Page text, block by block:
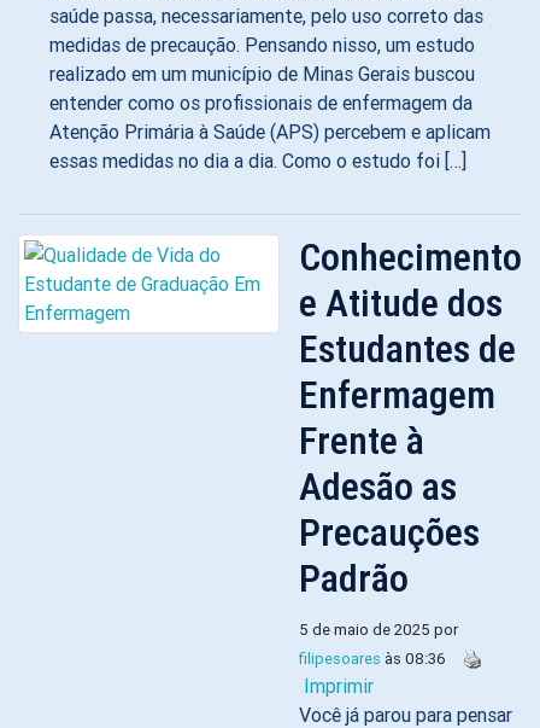
saúde passa, necessariamente, pelo uso correto das
medidas de precaução. Pensando nisso, um estudo
realizado em um município de Minas Gerais buscou
entender como os profissionais de enfermagem da
Atenção Primária à Saúde (APS) percebem e aplicam
essas medidas no dia a dia. Como o estudo foi […]
Conhecimento
e Atitude dos
Estudantes de
Enfermagem
Frente à
Adesão as
Precauções
Padrão
5 de maio de 2025 por
filipesoares às 08:36
Imprimir
Você já parou para pensar